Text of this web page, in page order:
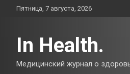
ПерейтиПятница, 7 августа, 2026
In Health.
Медицинский журнал о